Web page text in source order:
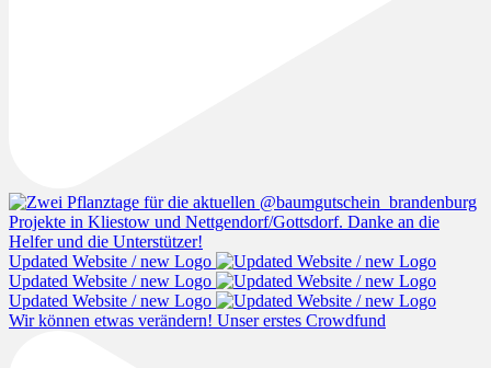
Updated Website / new Logo
Updated Website / new Logo
Updated Website / new Logo
Wir können etwas verändern! Unser erstes Crowdfund